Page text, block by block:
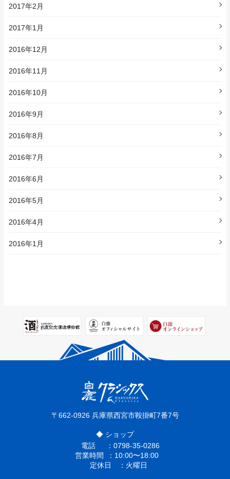
2017年2月
2017年1月
2016年12月
2016年11月
2016年10月
2016年9月
2016年8月
2016年7月
2016年6月
2016年5月
2016年4月
2016年1月
〒662-0926 兵庫県西宮市鞍掛町7番7号
◆ ショップ
電話
0798-35-0286
営業時間
10:00〜18:00
定休日
火曜日